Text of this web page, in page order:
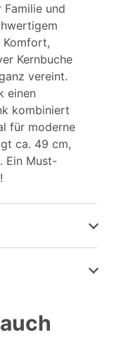
und
Komfort,
Kernbuche
vereint.
einen
kombiniert
für moderne
ca. 49 cm,
Ein Must-